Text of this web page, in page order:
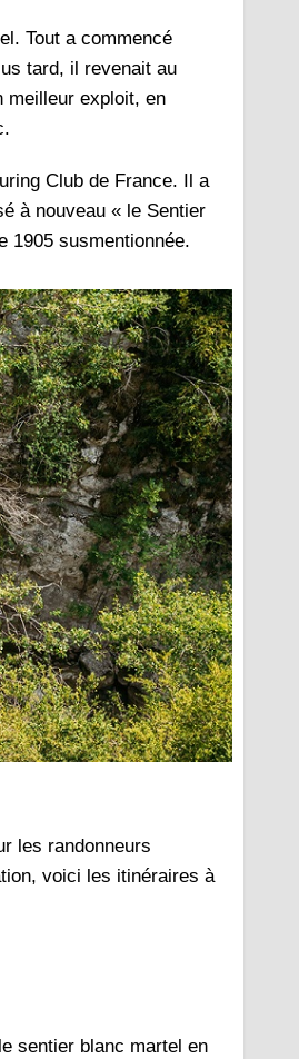
Tout a commencé
tard, il revenait au
meilleur exploit, en
Club de France. Il a
à nouveau « le Sentier
1905 susmentionnée.
les randonneurs
voici les itinéraires à
sentier blanc martel en